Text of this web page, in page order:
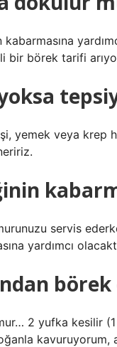
kabarmasına
bir börek tarifi
yemek veya krep
servis
yardımcı
2 yufka kesilir